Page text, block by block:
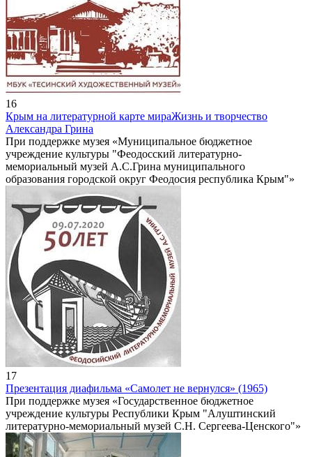
16
Крым на литературной карте мираЖизнь и творчество
Александра Грина
При поддержке музея «Муниципальное бюджетное
учреждение культуры "Феодосский литературно-
мемориальный музей А.С.Грина муниципального
образования городской округ Феодосия республика Крым"»
17
Презентация диафильма «Самолет не вернулся» (1965)
При поддержке музея «Государственное бюджетное
учреждение культуры Республики Крым "Алуштинский
литературно-мемориальный музей С.Н. Сергеева-Ценского"»